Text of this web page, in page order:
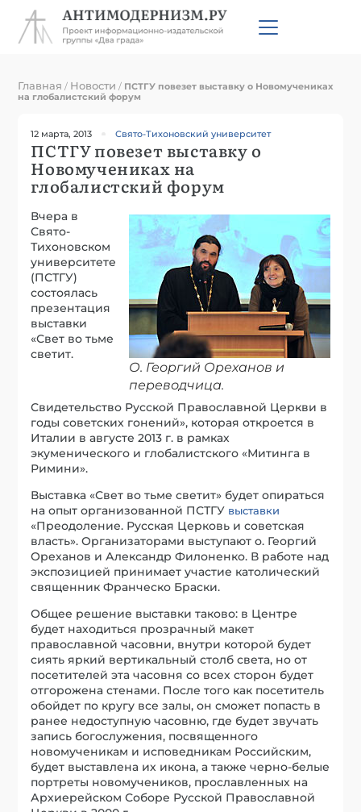
Главная / Новости / ПСТГУ повезет выставку о Новомучениках
на глобалистский форум
12 марта, 2013 Свято-Тихоновский университет
ПСТГУ повезет выставку о
Новомучениках на
глобалистский форум
О. Георгий Ореханов и
переводчица.
Вчера в
Свято-
Тихоновском
университете
(ПСТГУ)
состоялась
презентация
выставки
«Свет во тьме
светит.
Свидетельство Русской Православной Церкви в
годы советских гонений», которая откроется в
Италии в августе 2013 г. в рамках
экуменического и глобалистского «Митинга в
Римини».
Выставка «Свет во тьме светит» будет опираться
на опыт организованной ПСТГУ выставки
«Преодоление. Русская Церковь и советская
власть». Организаторами выступают о. Георгий
Ореханов и Александр Филоненко. В работе над
экспозицией принимает участие католический
священник Франческо Браски.
Общее решение выставки таково: в Центре
будет находиться прозрачный макет
православной часовни, внутри которой будет
сиять яркий вертикальный столб света, но от
посетителей эта часовня со всех сторон будет
отгорожена стенами. После того как посетитель
обойдет по кругу все залы, он сможет попасть в
ранее недоступную часовню, где будет звучать
запись богослужения, посвященного
новомученикам и исповедникам Российским,
будет выставлена их икона, а также черно-белые
портреты новомучеников, прославленных на
Архиерейском Соборе Русской Православной